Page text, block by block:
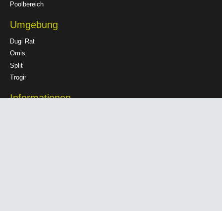
Poolbereich
Umgebung
Dugi Rat
Omis
Split
Trogir
Informationen